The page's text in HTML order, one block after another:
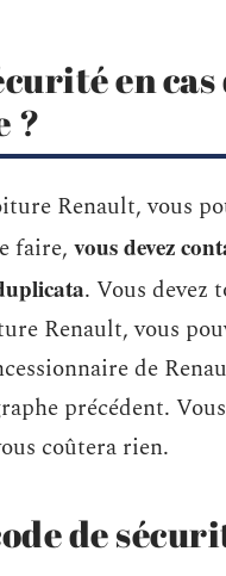
en
?
Renault, vous
faire, vous devez
. Vous devez
Renault, vous
de
précédent.
coûtera rien.
de